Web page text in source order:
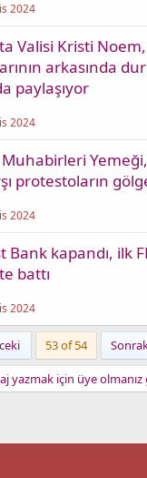
2024
Valisi Kristi
arkasında
paylaşıyor
2024
Muhabirleri
protestoların
2024
Bank kapandı, ilk
battı
2024
53 of 54
yazmak için üye olmanız